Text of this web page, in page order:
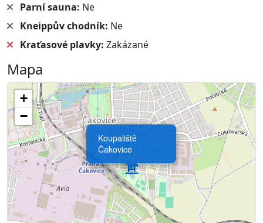
Parní sauna: Ne
Kneippův chodník: Ne
Kraťasové plavky: Zakázané
Mapa
Koupaliště
Čakovice
+
−